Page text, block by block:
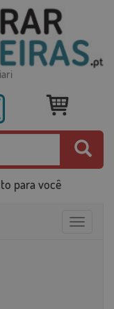
para você
Toggle